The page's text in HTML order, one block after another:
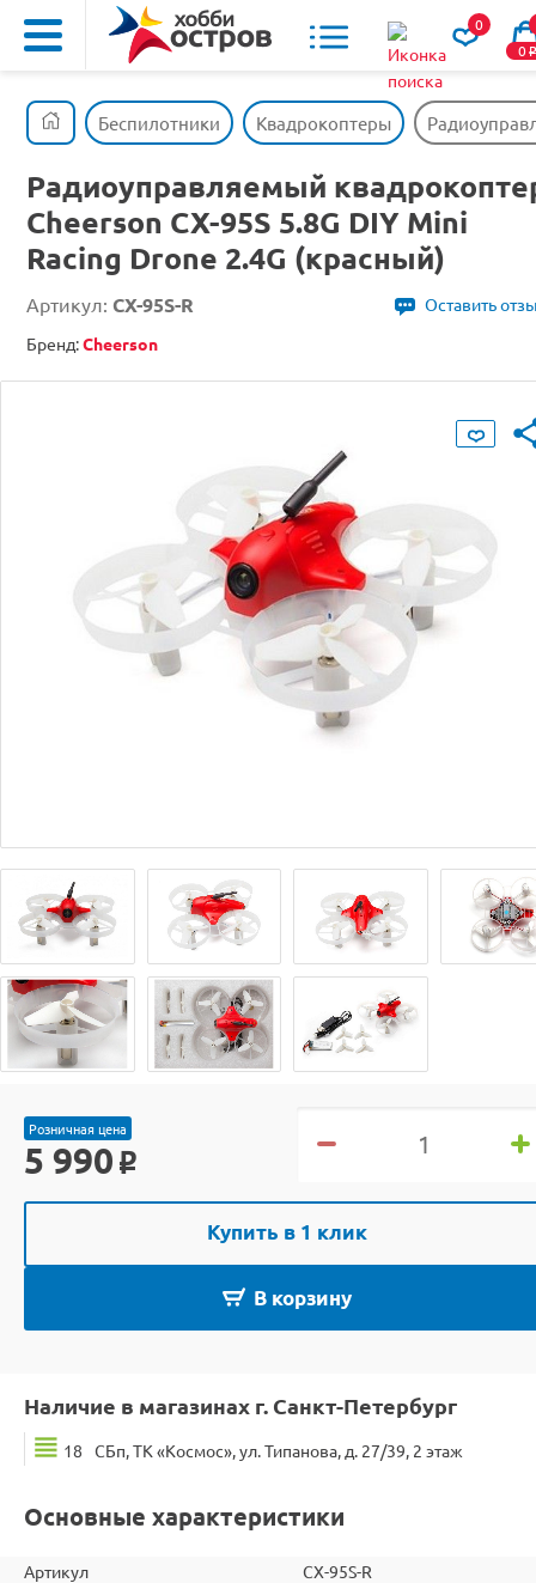
0
0o
Беспилотники Квадрокоптеры
Радиоуправляемый
Cheerson CX-95S 5.8G DIY Mini
Racing Drone 2.4G (красный)
Артикул: CX-95S-R
Оставить
Бренд:Cheerson
Розничная цена
5 990 o
Купить в 1 клик
В корзину
Наличие в магазинах г. Санкт-Петербург
18 СБп, ТК «Космос», ул. Типанова, д. 27/39, 2 этаж
Основные характеристики
Артикул
CX-95S-R